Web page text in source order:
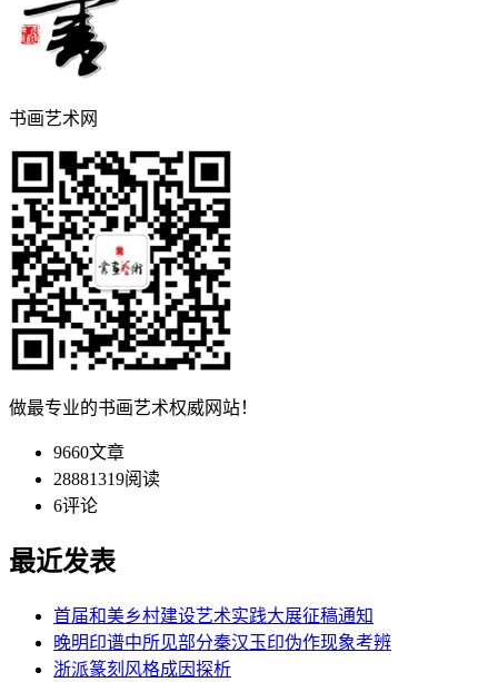
书画艺术网
做最专业的书画艺术权威网站！
9660文章
28881319阅读
6评论
最近发表
首届和美乡村建设艺术实践大展征稿通知
晚明印谱中所见部分秦汉玉印伪作现象考辨
浙派篆刻风格成因探析